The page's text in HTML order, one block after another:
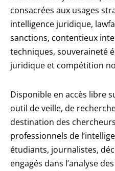
consacrées aux usages
intelligence juridique,
sanctions, contentieux
techniques, souveraineté
juridique et compétition
Disponible en accès libre
outil de veille, de
destination des
professionnels de
étudiants, journalistes,
engagés dans l’analyse